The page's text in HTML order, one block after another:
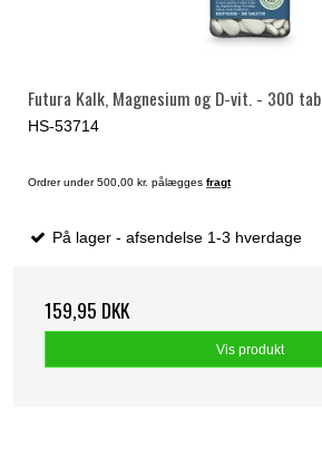
Futura Kalk, Magnesium og D-vit. - 300 tab
HS-53714
Ordrer under 500,00 kr. pålægges fragt
På lager - afsendelse 1-3 hverdage
159,95 DKK
Vis produkt